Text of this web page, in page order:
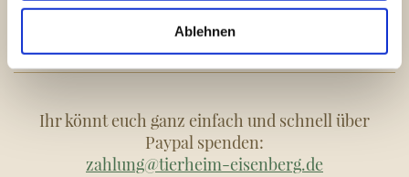
Ablehnen
kontakt@tierheim-eisenberg.de
Ihr könnt euch ganz einfach und schnell über
Paypal spenden:
zahlung@tierheim-eisenberg.de